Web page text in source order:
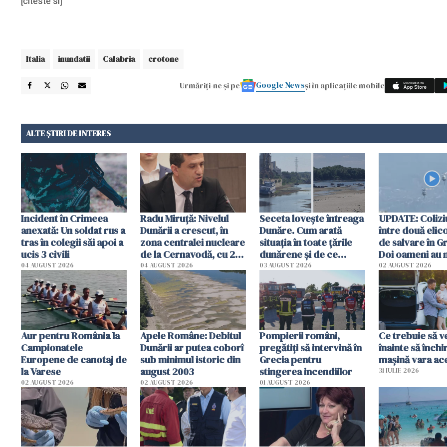
Italia inundatii Calabria crotone
Urmăriți-ne și pe Google Newsși în aplicațiile mobile
ALTE ȘTIRI DE INTERES
Incident în Crimeea
anexată: Un soldat rus a
tras în colegii săi apoi a
ucis 3 civili
04 AUGUST 2026
Radu Miruţă: Nivelul
Dunării a crescut, în
zona centralei nucleare
de la Cernavodă, cu 2
cm faţă de ziua trecută
04 AUGUST 2026
Seceta lovește întreaga
Dunăre. Cum arată
situația în toate țările
dunărene și de ce
România resimte
efectele, deși a plouat
în iulie
03 AUGUST 2026
UPDATE:
între două
de salvare în
Doi oameni au
02 AUGUST 2026
Aur pentru România la
Campionatele
Europene de canotaj de
la Varese
02 AUGUST 2026
Apele Române: Debitul
Dunării ar putea coborî
sub minimul istoric din
august 2003
02 AUGUST 2026
Pompierii români,
pregătiţi să intervină în
Grecia pentru
stingerea incendiilor
01 AUGUST 2026
Ce trebuie să
înainte să
mașină vara
31 IULIE 2026